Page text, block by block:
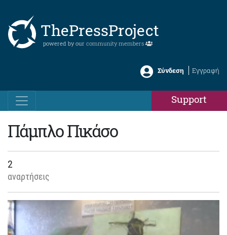
ThePressProject
powered by our community members
Σύνδεση Εγγραφή
Support
Πάμπλο Πικάσο
2
αναρτήσεις